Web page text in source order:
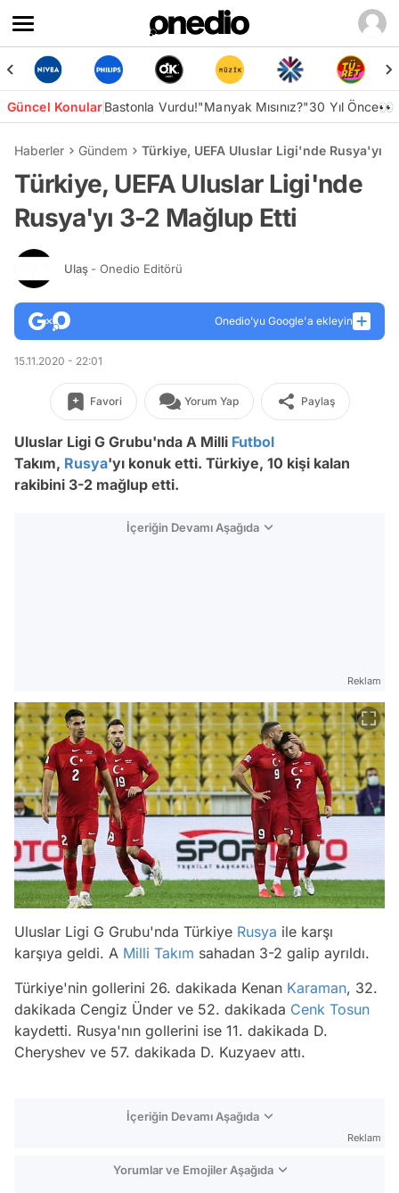
Güncel KonularBastonla Vurdu!"Manyak Mısınız?"30 Yıl Önce👀
Haberler Gündem Türkiye, UEFA Uluslar Ligi'nde Rusya'yı
Türkiye, UEFA Uluslar Ligi'nde
Rusya'yı 3-2 Mağlup Etti
Ulaş - Onedio Editörü
Onedio’yu Google'a ekleyin
15.11.2020 - 22:01
Favori Yorum Yap Paylaş
Uluslar Ligi G Grubu'nda A Milli Futbol
Takım, Rusya'yı konuk etti. Türkiye, 10 kişi kalan
rakibini 3-2 mağlup etti.
İçeriğin Devamı Aşağıda
Reklam
Uluslar Ligi G Grubu'nda Türkiye Rusya ile karşı
karşıya geldi. A Milli Takım sahadan 3-2 galip ayrıldı.
Türkiye'nin gollerini 26. dakikada Kenan Karaman, 32.
dakikada Cengiz Ünder ve 52. dakikada Cenk Tosun
kaydetti. Rusya'nın gollerini ise 11. dakikada D.
Cheryshev ve 57. dakikada D. Kuzyaev attı.
İçeriğin Devamı Aşağıda
Reklam
Yorumlar ve Emojiler Aşağıda